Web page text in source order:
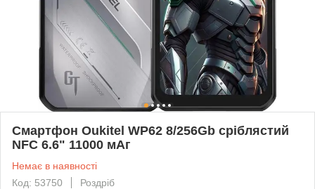
Смартфон Oukitel WP62 8/256Gb сріблястий
NFC 6.6" 11000 мАг
Немає в наявності
Код: 53750
Роздріб